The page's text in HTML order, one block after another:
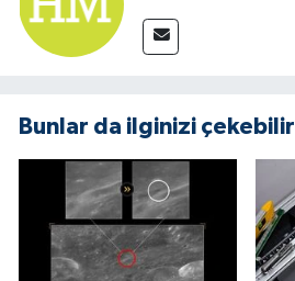
Bunlar da ilginizi çekebilir